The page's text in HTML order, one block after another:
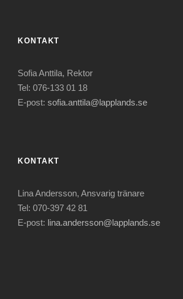
KONTAKT
Sofia Anttila, Rektor
Tel: 076-133 01 18
E-post: sofia.anttila@lapplands.se
KONTAKT
Lina Andersson, Ansvarig tränare
Tel: 070-397 42 81
E-post: lina.andersson@lapplands.se